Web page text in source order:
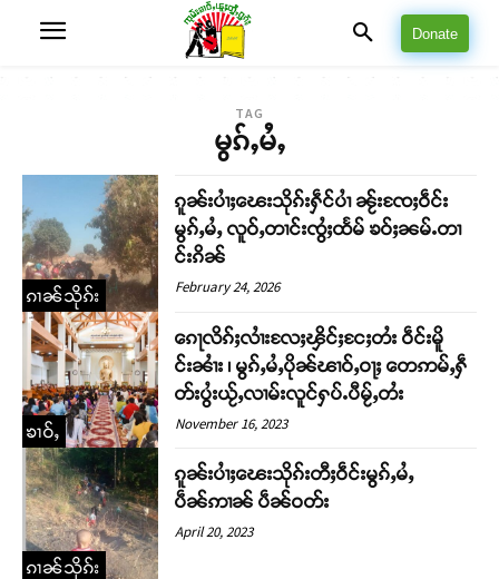
Donate
TAG
မွၵ်ႇမႆႇ
ၵၢၼ်သိုၵ်း
ၵူၼ်းပၢႆႈၽေးသိုၵ်းႁဵင်ပၢႆ ၼႂ်းၸႄႈဝဵင်း
မွၵ်ႇမႆႇ လူဝ်ႇတၢင်းၸွႆႈထႅမ် ၶဝ်ႈၼမ်ႉတၢ
င်းၵိၼ်
February 24, 2026
ၶၢဝ်ႇ
ၵေႃလိၵ်ႈလၢႆးလႄႈၾိင်ႈငႄႈတႆး ဝဵင်းမိူ
င်းၼၢႆး ၊ မွၵ်ႇမႆႇပိုၼ်ၽၢဝ်ႇဝႃႈ တေဢမ်ႇႁဵ
တ်းပွႆးယႂ်ႇလၢမ်းလူင်ႁပ်ႉပီမႂ်ႇတႆး
November 16, 2023
ၵၢၼ်သိုၵ်း
ၵူၼ်းပၢႆႈၽေးသိုၵ်းတီႈဝဵင်းမွၵ်ႇမႆႇ
ပဵၼ်ဢၢၼ် ပဵၼ်ဝတ်း
April 20, 2023